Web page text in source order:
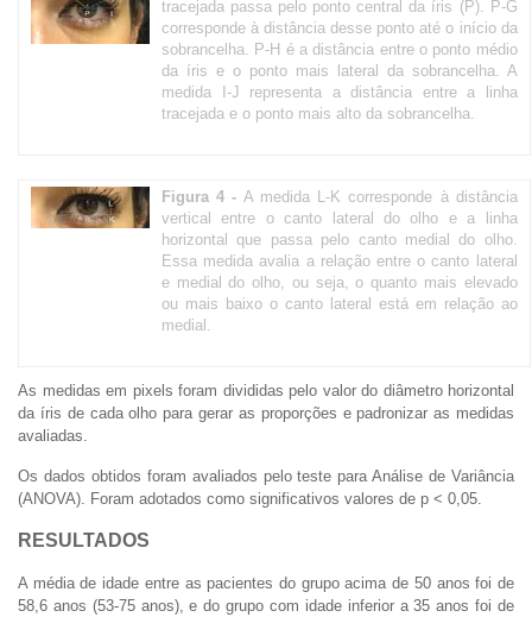
tracejada passa pelo ponto central da íris (P). P-G
corresponde à distância desse ponto até o início da
sobrancelha. P-H é a distância entre o ponto médio
da íris e o ponto mais lateral da sobrancelha. A
medida I-J representa a distância entre a linha
tracejada e o ponto mais alto da sobrancelha.
Figura 4 -A medida L-K corresponde à distância
vertical entre o canto lateral do olho e a linha
horizontal que passa pelo canto medial do olho.
Essa medida avalia a relação entre o canto lateral
e medial do olho, ou seja, o quanto mais elevado
ou mais baixo o canto lateral está em relação ao
medial.
As medidas em pixels foram divididas pelo valor do diâmetro horizontal
da íris de cada olho para gerar as proporções e padronizar as medidas
avaliadas.
Os dados obtidos foram avaliados pelo teste para Análise de Variância
(ANOVA). Foram adotados como significativos valores de p < 0,05.
RESULTADOS
A média de idade entre as pacientes do grupo acima de 50 anos foi de
58,6 anos (53-75 anos), e do grupo com idade inferior a 35 anos foi de